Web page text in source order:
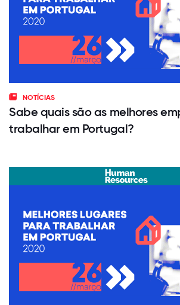
NOTÍCIAS
Sabe quais são as melhores
trabalhar em Portugal?